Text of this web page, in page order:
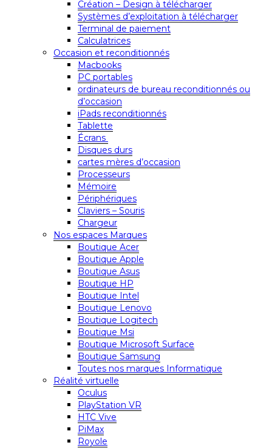
Création – Design à télécharger
Systèmes d’exploitation à télécharger
Terminal de paiement
Calculatrices
Occasion et reconditionnés
Macbooks
PC portables
ordinateurs de bureau reconditionnés ou
d’occasion
iPads reconditionnés
Tablette
Écrans
Disques durs
cartes mères d’occasion
Processeurs
Mémoire
Périphériques
Claviers – Souris
Chargeur
Nos espaces Marques
Boutique Acer
Boutique Apple
Boutique Asus
Boutique HP
Boutique Intel
Boutique Lenovo
Boutique Logitech
Boutique Msi
Boutique Microsoft Surface
Boutique Samsung
Toutes nos marques Informatique
Réalité virtuelle
Oculus
PlayStation VR
HTC Vive
PiMax
Royole